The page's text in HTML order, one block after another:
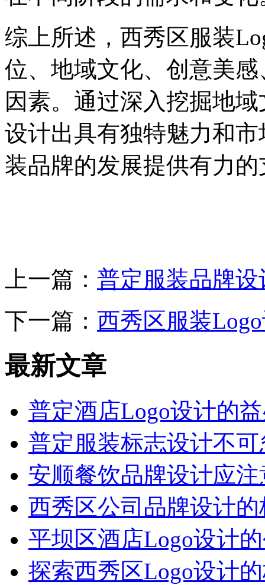
综上所述，西秀区服装
位、地域文化、创意美
因素。通过深入挖掘地
设计出具有独特魅力和
装品牌的发展提供有力的
上一篇： 普定服装品牌
下一篇： 西秀区服装
最新文章
普定酒店Logo设计的
普定服装标志设计不
安顺餐饮品牌设计应
西秀区公司品牌设计
平坝区酒店Logo设计
探索西秀区Logo设计